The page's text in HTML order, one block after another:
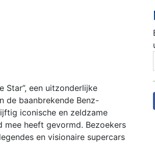
Star”, een uitzonderlijke
de baanbrekende Benz-
iconische en zeldzame
heeft gevormd. Bezoekers
en visionaire supercars